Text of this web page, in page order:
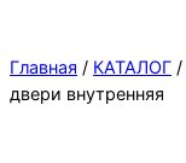
Главная / КАТАЛОГ /
двери внутренняя